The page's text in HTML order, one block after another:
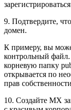
9. Подтвердите,
домен.
К примеру, вы
контрольный файл.
корневую папку
открывается по
прав
10. Создайте MX